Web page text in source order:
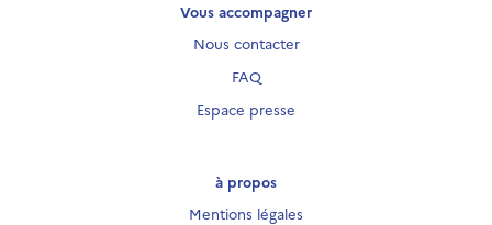
Vous accompagner
Nous contacter
FAQ
Espace presse
à propos
Mentions légales